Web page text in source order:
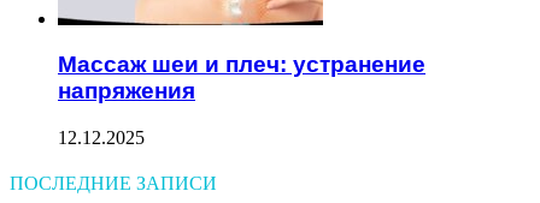
Массаж шеи и плеч: устранение
напряжения
12.12.2025
ПОСЛЕДНИЕ ЗАПИСИ